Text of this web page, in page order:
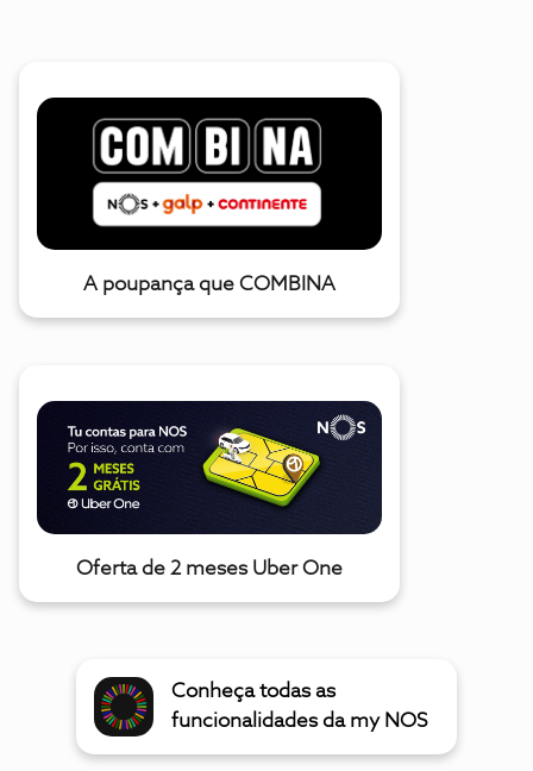
A poupança que COMBINA
Oferta de 2 meses Uber One
Conheça todas as
funcionalidades da my NOS